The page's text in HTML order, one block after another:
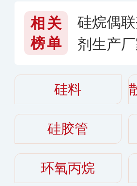
相关
榜单
硅烷偶
剂生产
硅料
硅胶管
环氧丙烷